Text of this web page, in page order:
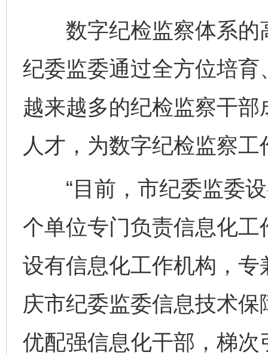
数字纪检监察体系的
纪委监委通过全方位培
越来越多的纪检监察干部
人才，为数字纪检监察
“目前，市纪委监委设
个单位专门负责信息化
设有信息化工作机构，专
庆市纪委监委信息技术
优配强信息化干部，梯